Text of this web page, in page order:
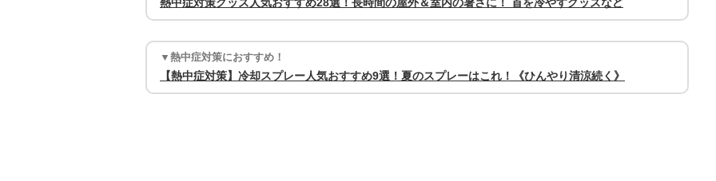
▼熱中症対策におすすめ！
【熱中症対策】冷却スプレー人気おすすめ9選！夏のスプレーはこれ！《ひんやり清涼続く》